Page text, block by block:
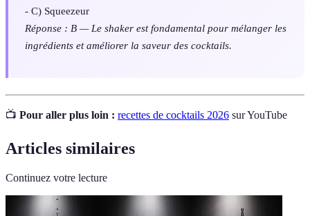
- C) Squeezeur
Réponse : B — Le shaker est fondamental pour mélanger les
ingrédients et améliorer la saveur des cocktails.
📺 Pour aller plus loin : recettes de cocktails 2026 sur YouTube
Articles similaires
Continuez votre lecture